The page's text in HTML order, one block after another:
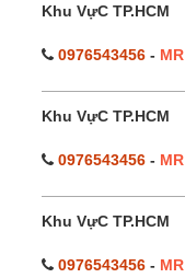
Khu VựC TP.HCM
0976543456 -
Khu VựC TP.HCM
0976543456 -
Khu VựC TP.HCM
0976543456 -